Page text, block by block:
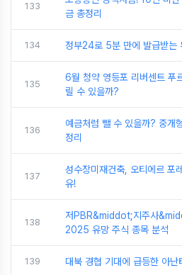
133
금 총정리
134 정부24로 5분 만에 발급받는
135
6월 청약 영등포 리버센트 푸
릴 수 있을까?
136
예금처럼 뺄 수 있을까? 중개
정리
137
성수장미재건축, 오티에르 포
유!
138
저PBR&middot;지주사
2025 유망 주식 종목 분석
139 대북 경협 기대에 급등한 아